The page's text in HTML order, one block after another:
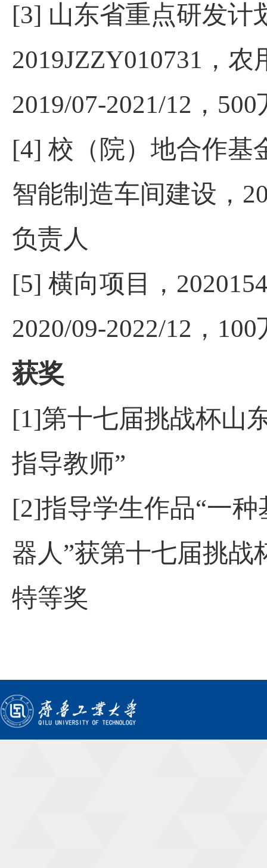
[3] 山东省重点研发计
2019JZZY010731 ，
2019/07-2021/12 ， 500
[4] 校（ 院） 地合作基
智能制造车间建设，
负责人
[5] 横向项目，
2020/09-2022/12 ， 100
获奖
[1]第十七届挑战杯山
指导教师”
[2]指导学生作品“一
器人”获第十七届挑战
特等奖